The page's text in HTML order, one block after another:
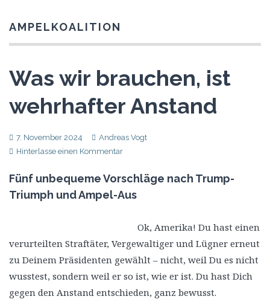
AMPELKOALITION
Was wir brauchen, ist
wehrhafter Anstand
7. November 2024
Andreas Vogt
Hinterlasse einen Kommentar
Fünf unbequeme Vorschläge nach Trump-
Triumph und Ampel-Aus
Ok, Amerika! Du hast einen
verurteilten Straftäter, Vergewaltiger und Lügner erneut
zu Deinem Präsidenten gewählt – nicht, weil Du es nicht
wusstest, sondern weil er so ist, wie er ist. Du hast Dich
gegen den Anstand entschieden, ganz bewusst.